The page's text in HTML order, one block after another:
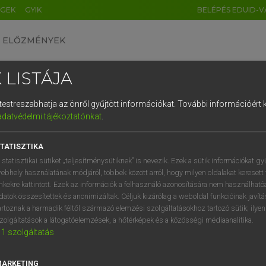
GYIK BELÉPÉS EDUID-
ELŐZMÉNYEK
egyetemes nagyszótár
VAN ELŐFIZETÉSED?
megtekintéséhez.
LISTÁJA
az önről gyűjtött információkat. További információért
tájékoztatónkat.
statisztikai sütiket „teljesítménysütiknek” is nevezik. Ezek a sütik információkat
használatának módjáról, többek között arról, hogy milyen oldalakat keresett
kattintott. Ezek az információk a felhasználó azonosítására nem
összesítettek és anonimizáltak. Céljuk kizárólag a weboldal funkcióinak
a harmadik féltől származó elemzési szolgáltatásokhoz tartozó sütik;
a látogatóelemzések, a hőtérképek és a közösségi médiaanalitika.
1 szolgáltatás
DE CN FR ES IT NL
1 2 3 4 5 6 7 8 9
q w e r t z u i
a s d f g h j k l é
í y x c v b n m , .